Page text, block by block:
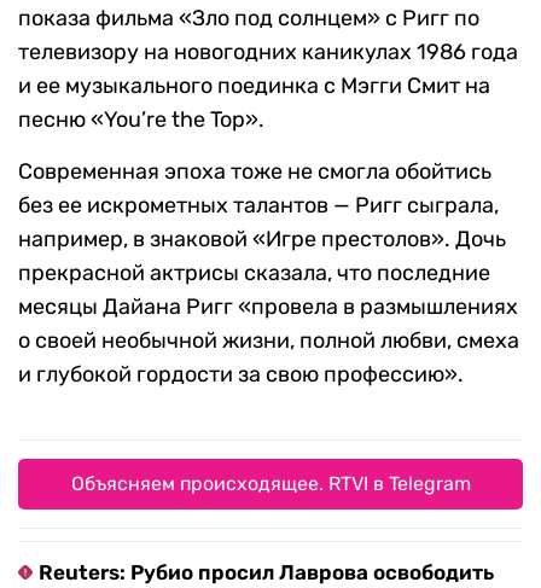
показа фильма «Зло под солнцем» с Ригг по
телевизору на новогодних каникулах 1986 года
и ее музыкального поединка с Мэгги Смит на
песню «You’re the Top».
Современная эпоха тоже не смогла обойтись
без ее искрометных талантов — Ригг сыграла,
например, в знаковой «Игре престолов». Дочь
прекрасной актрисы сказала, что последние
месяцы Дайана Ригг «провела в размышлениях
о своей необычной жизни, полной любви, смеха
и глубокой гордости за свою профессию».
Объясняем происходящее. RTVI в Telegram
Reuters: Рубио просил Лаврова освободить